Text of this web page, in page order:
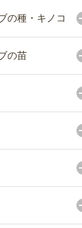
の種・キノコ
の苗